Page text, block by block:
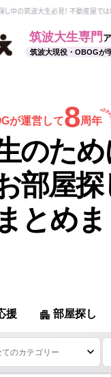
し中の筑波大生必見！ 不動産屋で
筑波大生専門
筑波大現役・OBOGが
が運営して8周年
のため
部屋
とめま
援 apartment 部屋探し